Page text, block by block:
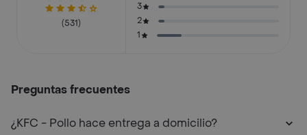
(531)
3
2
1
Preguntas frecuentes
¿KFC - Pollo hace entrega a domicilio?